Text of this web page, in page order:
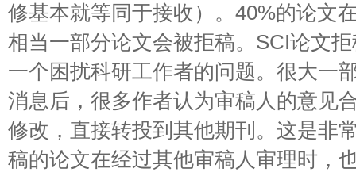
修基本就等同于接收）。40%的论文
相当一部分论文会被拒稿。SCI论文
一个困扰科研工作者的问题。很大一
消息后，很多作者认为审稿人的意见
修改，直接转投到其他期刊。这是非
稿的论文在经过其他审稿人审理时，